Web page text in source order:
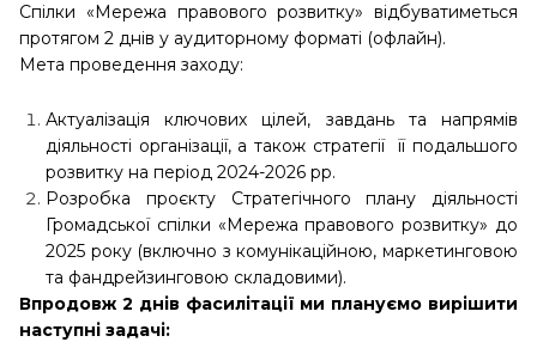
Спілки «Мережа правового розвитку» відбуватиметься
протягом 2 днів у аудиторному форматі (офлайн).
Мета проведення заходу:
Актуалізація ключових цілей, завдань та напрямів
діяльності організації, а також стратегії її подальшого
розвитку на період 2024-2026 рр.
Розробка проєкту Стратегічного плану діяльності
Громадської спілки «Мережа правового розвитку» до
2025 року (включно з комунікаційною, маркетинговою
та фандрейзинговою складовими).
Впродовж 2 днів фасилітації ми плануємо вирішити
наступні задачі: